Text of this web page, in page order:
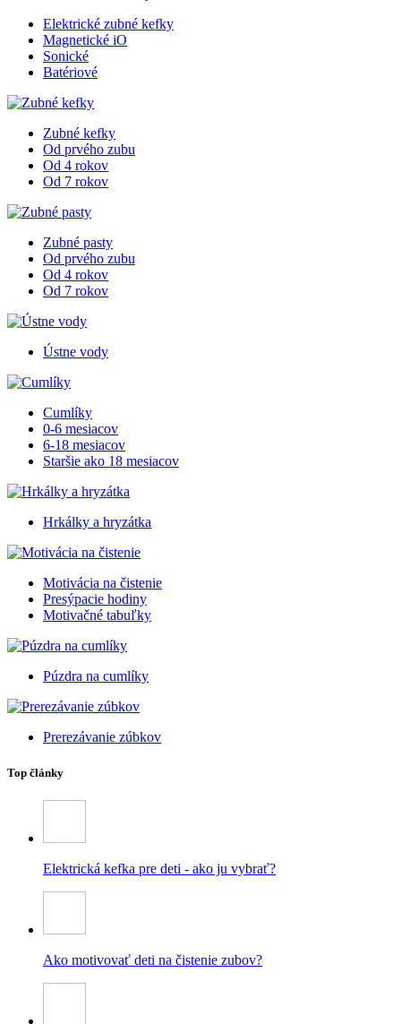
Elektrické zubné kefky
Magnetické iO
Sonické
Batériové
Zubné kefky
Od prvého zubu
Od 4 rokov
Od 7 rokov
Zubné pasty
Od prvého zubu
Od 4 rokov
Od 7 rokov
Ústne vody
Cumlíky
0-6 mesiacov
6-18 mesiacov
Staršie ako 18 mesiacov
Hrkálky a hryzátka
Motivácia na čistenie
Presýpacie hodiny
Motivačné tabuľky
Púzdra na cumlíky
Prerezávanie zúbkov
Top články
Elektrická kefka pre deti - ako ju vybrať?
Ako motivovať deti na čistenie zubov?